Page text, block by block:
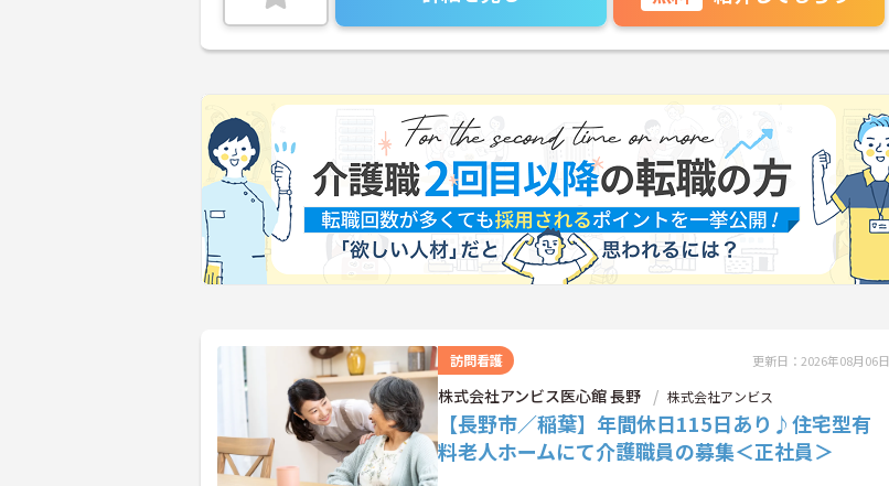
訪問看護 更新日：2026年08月06日
株式会社アンビス医心館 長野 株式会社アンビス
【長野市／稲葉】年間休日115日あり♪住宅型有
料老人ホームにて介護職員の募集＜正社員＞